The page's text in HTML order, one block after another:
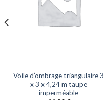
Voile d’ombrage triangulaire 3
x 3 x 4,24 m taupe
imperméable